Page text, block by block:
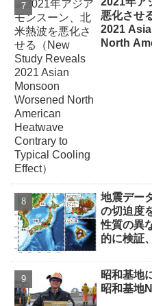
悪化させ
2021
North
地震デー
の切迫度
性質の異
的に検証
昭和基地
昭和基地